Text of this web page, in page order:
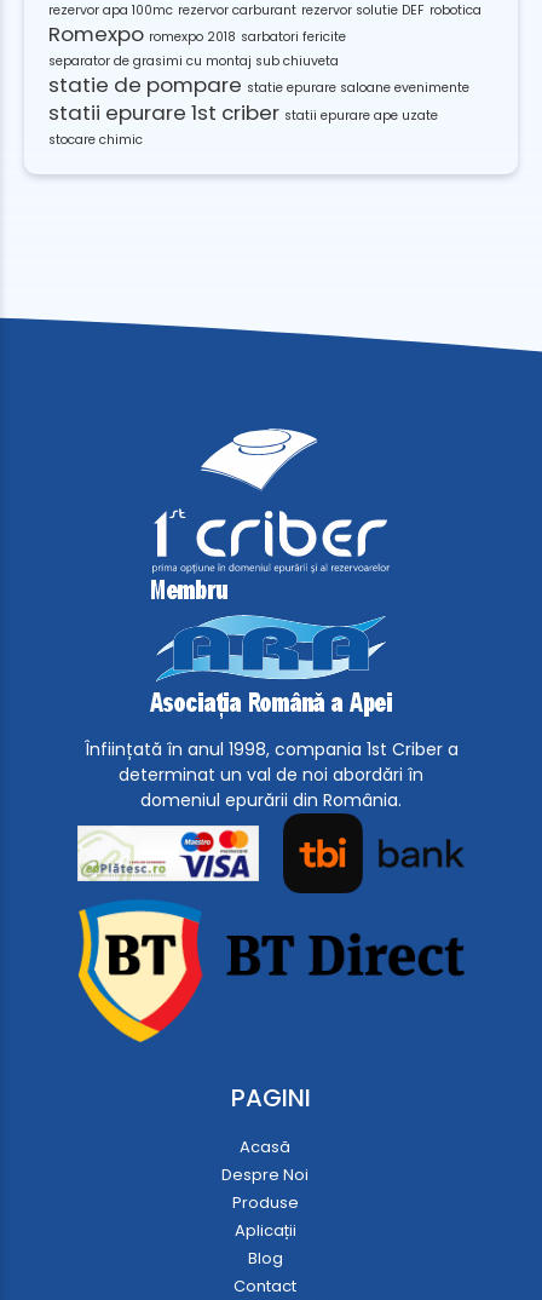
rezervor apa 100mc rezervor carburant rezervor solutie DEF robotica
Romexpo romexpo 2018 sarbatori fericite
separator de grasimi cu montaj sub chiuveta
statie de pompare statie epurare saloane evenimente
statii epurare 1st criber statii epurare ape uzate
stocare chimic
Înființată în anul 1998, compania 1st Criber a
determinat un val de noi abordări în
domeniul epurării din România.
PAGINI
Acasă
Despre Noi
Produse
Aplicații
Blog
Contact